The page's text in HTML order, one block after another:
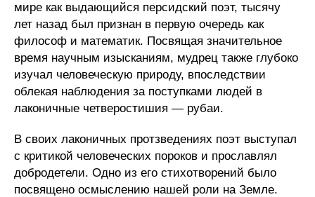
мире как выдающийся персидский поэт, тысячу
лет назад был признан в первую очередь как
философ и математик. Посвящая значительное
время научным изысканиям, мудрец также глубоко
изучал человеческую природу, впоследствии
облекая наблюдения за поступками людей в
лаконичные четверостишия — рубаи.
В своих лаконичных протзведениях поэт выступал
с критикой человеческих пороков и прославлял
добродетели. Одно из его стихотворений было
посвящено осмыслению нашей роли на Земле.